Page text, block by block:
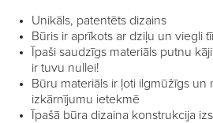
Unikāls, patentēts dizains
Būris ir aprīkots ar dziļu un viegli
Īpaši saudzīgs materiāls putnu
ir tuvu nullei!
Būru materiāls ir ļoti ilgmūžīgs un
izkārnījumu ietekmē
Īpašā būra dizaina konstrukcija